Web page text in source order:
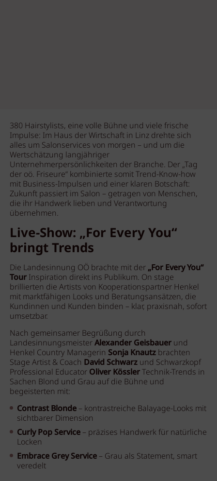
380 Hairstylists, eine volle Bühne und viele frische
Impulse: Im Haus der Wirtschaft in Linz drehte sich
alles um Salonservices von morgen – und um die
Wertschätzung langjähriger
Unternehmerpersönlichkeiten der Branche. Der „Tag
der oö. Friseure“ kombinierte somit Trend-Know-how
mit Business-Impulsen und einer klaren Botschaft:
Zukunft passiert im Salon – getragen von Menschen,
die ihr Handwerk lieben und Verantwortung
übernehmen.
Live-Show: „For Every You“
bringt Trends
Die Landesinnung OÖ brachte mit der„For Every You“
Tour Inspiration direkt ins Publikum. On stage
brillierten die Artists von Kooperationspartner Henkel
mit marktfähigen Looks und Beratungsansätzen, die
Kundinnen und Kunden binden – klar, praxisnah, sofort
umsetzbar.
Nach gemeinsamer Begrüßung durch
LandesinnungsmeisterAlexander Geisbauer und
Henkel Country Managerin Sonja Knautz brachten
Stage Artist & Coach David Schwarz und Schwarzkopf
Professional Educator Oliver KösslerTechnik-Trends in
Sachen Blond und Grau auf die Bühne und
begeisterten mit:
Contrast Blonde – kontrastreiche Balayage-Looks mit
sichtbarer Dimension
Curly Pop Service – präzises Handwerk für natürliche
Locken
Embrace Grey Service – Grau als Statement, smart
veredelt